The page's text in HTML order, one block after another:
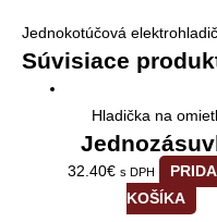
Jednokotúčová
Súvisiace
Hladička na
32.40€ s DPH
KOŠÍKA